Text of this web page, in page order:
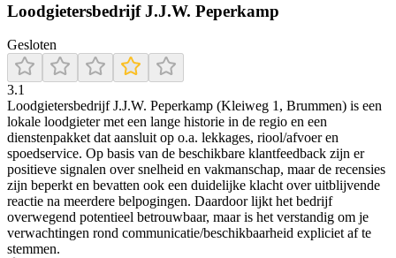
Loodgietersbedrijf J.J.W. Peperkamp
Gesloten
3.1
Loodgietersbedrijf J.J.W. Peperkamp (Kleiweg 1, Brummen) is een
lokale loodgieter met een lange historie in de regio en een
dienstenpakket dat aansluit op o.a. lekkages, riool/afvoer en
spoedservice. Op basis van de beschikbare klantfeedback zijn er
positieve signalen over snelheid en vakmanschap, maar de recensies
zijn beperkt en bevatten ook een duidelijke klacht over uitblijvende
reactie na meerdere belpogingen. Daardoor lijkt het bedrijf
overwegend potentieel betrouwbaar, maar is het verstandig om je
verwachtingen rond communicatie/beschikbaarheid expliciet af te
stemmen.